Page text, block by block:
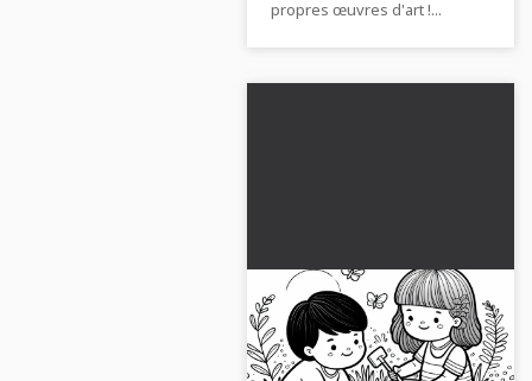
propres œuvres d'art !...
Les enfants creusent
un trou dans le bac à
sable - modèle de
De jouer dans le bac à sable à